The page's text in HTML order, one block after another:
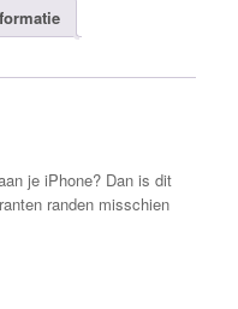
je iPhone? Dan is dit
randen misschien